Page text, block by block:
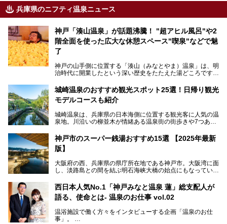
兵庫県のニフティ温泉ニュース
神戸「湊山温泉」が話題沸騰！ "超アヒル風呂"や2
階全面を使った広大な休憩スペース"喫泉"などで魅
了
神戸の山手側に位置する「湊山（みなとやま）温泉」は、明
治時代に開業したという深い歴史をたたえた湯どころです。
っぱいに浮かぶアヒルちゃん。さらに、ゆったりくつろげて
コワーキングも可能な休憩スペースも人気に。斬新な企画や
設備で人々をアッと驚かせる湊山温泉の魅力をリポートしま
城崎温泉のおすすめ観光スポット25選！日帰り観光
モデルコースも紹介
城崎温泉は、兵庫県の日本海側に位置する観光客に人気の温
泉地。川沿いの柳並木が情緒ある温泉街の街歩きや7つある
られています。鉄道の駅から温泉街が近く、歩いて回るのに
ちょうどよい規模で、日帰りでの訪問にもおすすめです。
の観光スポットをピックアップ。温泉やご当地グルメなどを
盛り込んだ日帰り観光モデルコースも紹介しているので、ぜ
神戸市のスーパー銭湯おすすめ15選 【2025年最新
版】
大阪府の西、兵庫県の県庁所在地である神戸市。大阪湾に面
し、淡路島との間を結ぶ明石海峡大橋の始点にもなっていま
華街をはじめ、きらびやかに発展したハーバーランドなど、
人気観光スポットもめじろ押しです。
そして、温泉好きの視点から見ると、神戸市といえば何とい
湯です。そのお湯をリーズナブルに体験できる健康ランドや
スーパー銭湯があったら……。今回はそんな希望に沿う施設
西日本人気No.1「神戸みなと温泉 蓮」総支配人が
語る、使命とは- 温泉のお仕事 vol.02
温浴施設で働く方々をインタビューする企画「温泉のお仕
事」。